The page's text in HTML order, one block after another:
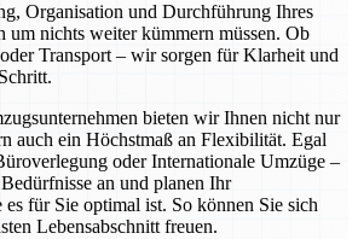
Organisation und Durchführung Ihres
um nichts weiter kümmern müssen. Ob
Transport – wir sorgen für Klarheit und
bieten wir Ihnen nicht nur
auch ein Höchstmaß an Flexibilität. Egal
oder Internationale Umzüge –
an und planen Ihr
für Sie optimal ist. So können Sie sich
Lebensabschnitt freuen.